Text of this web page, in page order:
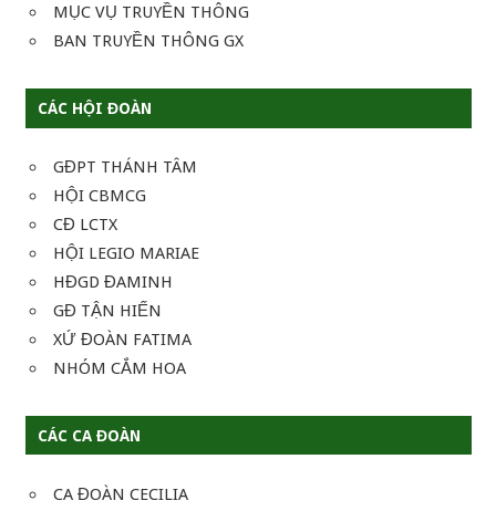
MỤC VỤ TRUYỀN THÔNG
BAN TRUYỀN THÔNG GX
CÁC HỘI ĐOÀN
GĐPT THÁNH TÂM
HỘI CBMCG
CĐ LCTX
HỘI LEGIO MARIAE
HĐGD ĐAMINH
GĐ TẬN HIẾN
XỨ ĐOÀN FATIMA
NHÓM CẮM HOA
CÁC CA ĐOÀN
CA ĐOÀN CECILIA